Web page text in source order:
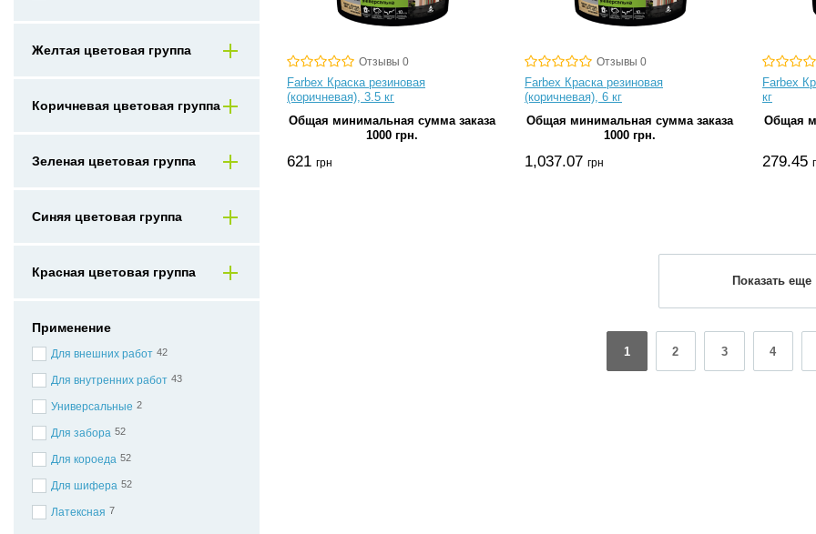
Желтая цветовая группа
Коричневая цветовая группа
Зеленая цветовая группа
Синяя цветовая группа
Красная цветовая группа
Применение
Для внешних работ 42
Для внутренних работ 43
Универсальные 2
Для забора 52
Для короеда 52
Для шифера 52
Латексная 7
Отзывы 0
Farbex Краска резиновая
(коричневая), 3.5 кг
Общая минимальная сумма заказа
1000 грн.
621 грн
Отзывы 0
Farbex Краска резиновая
(коричневая), 6 кг
Общая минимальная сумма заказа
1000 грн.
1,037.07 грн
Farbex
кг
Общая
279.45
Показать еще
1 2 3 4